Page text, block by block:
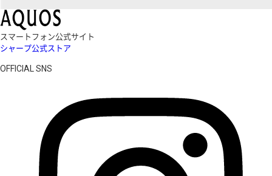
スマートフォン公式サイト
シャープ公式ストア
OFFICIAL SNS